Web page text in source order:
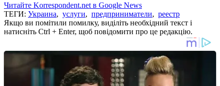
Читайте Korrespondent.net в Google News
ТЕГИ: Украина, услуги, предприниматели, реестр
Якщо ви помітили помилку, виділіть необхідний текст і
натисніть Ctrl + Enter, щоб повідомити про це редакцію.